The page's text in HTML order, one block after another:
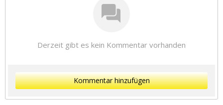
Derzeit gibt es kein Kommentar vorhanden
Kommentar hinzufügen